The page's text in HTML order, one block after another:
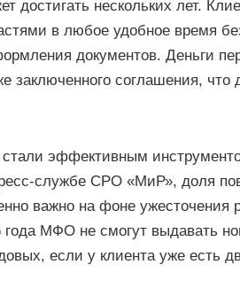
достигать нескольких лет.
в любое удобное время
документов. Деньги
заключенного соглашения, что
эффективным
службе СРО «МиР», доля
важно на фоне ужесточения
года МФО не смогут выдавать
если у клиента уже есть